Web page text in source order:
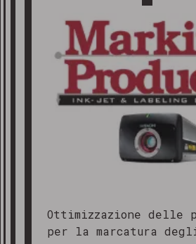
Ottimizzazione delle
per la marcatura